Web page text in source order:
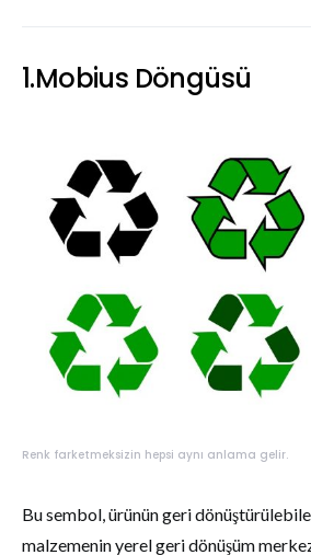
1.Mobius Döngüsü
Renk farketmeksizin hepsi aynı anlama gelir.
Bu sembol, ürünün geri
malzemenin yerel geri dönüşüm